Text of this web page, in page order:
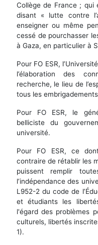
Collège de France ; qui
disant « lutte contre
enseigner ou même
cessé de pourchasser
à Gaza, en particulier à
Pour FO ESR,
l’élaboration des
recherche, le lieu de
tous les
Pour FO ESR, le
belliciste du
université.
Pour FO ESR, ce
contraire de rétablir les
puissent remplir
l’indépendance des
L952-2 du code de
et étudiants les
l'égard des problèmes
culturels, libertés
1).